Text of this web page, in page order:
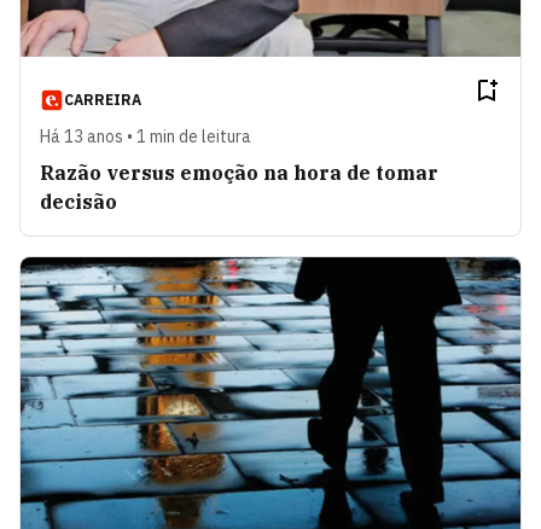
CARREIRA
Há 13 anos • 1 min de leitura
Razão versus emoção na hora de tomar
decisão